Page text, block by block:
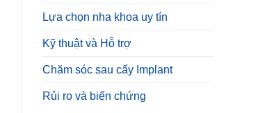
Lựa chọn nha khoa uy tín
Kỹ thuật và Hỗ trợ
Chăm sóc sau cấy Implant
Rủi ro và biến chứng